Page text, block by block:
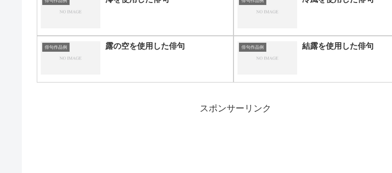
俳句作品例 露の空を使用した俳句 俳句作品例 結露を使用した俳句
スポンサーリンク